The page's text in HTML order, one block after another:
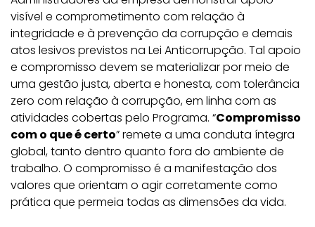
visível e comprometimento com relação à
integridade e à prevenção da corrupção e demais
atos lesivos previstos na Lei Anticorrupção. Tal apoio
e compromisso devem se materializar por meio de
uma gestão justa, aberta e honesta, com tolerância
zero com relação à corrupção, em linha com as
atividades cobertas pelo Programa. “Compromisso
com o que é certo” remete a uma conduta íntegra
global, tanto dentro quanto fora do ambiente de
trabalho. O compromisso é a manifestação dos
valores que orientam o agir corretamente como
prática que permeia todas as dimensões da vida.